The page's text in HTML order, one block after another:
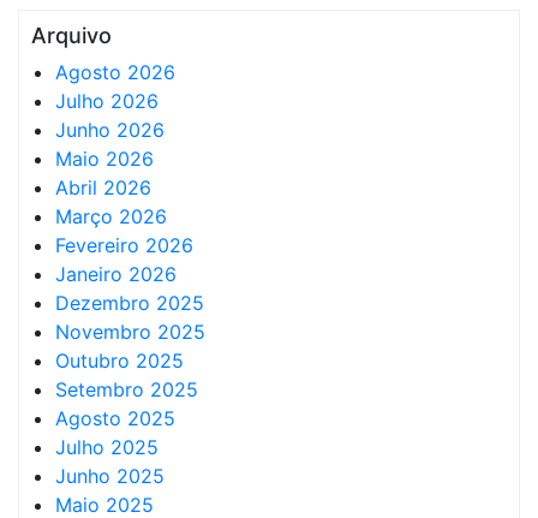
Arquivo
Agosto 2026
Julho 2026
Junho 2026
Maio 2026
Abril 2026
Março 2026
Fevereiro 2026
Janeiro 2026
Dezembro 2025
Novembro 2025
Outubro 2025
Setembro 2025
Agosto 2025
Julho 2025
Junho 2025
Maio 2025